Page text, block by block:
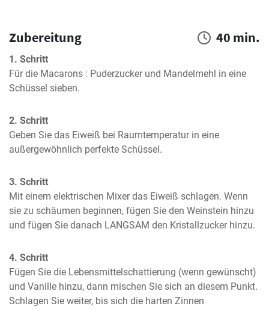
Zubereitung 40 min.
1. Schritt
Für die Macarons : Puderzucker und Mandelmehl in eine
Schüssel sieben.
2. Schritt
Geben Sie das Eiweiß bei Raumtemperatur in eine
außergewöhnlich perfekte Schüssel.
3. Schritt
Mit einem elektrischen Mixer das Eiweiß schlagen. Wenn
sie zu schäumen beginnen, fügen Sie den Weinstein hinzu
und fügen Sie danach LANGSAM den Kristallzucker hinzu.
4. Schritt
Fügen Sie die Lebensmittelschattierung (wenn gewünscht)
und Vanille hinzu, dann mischen Sie sich an diesem Punkt.
Schlagen Sie weiter, bis sich die harten Zinnen